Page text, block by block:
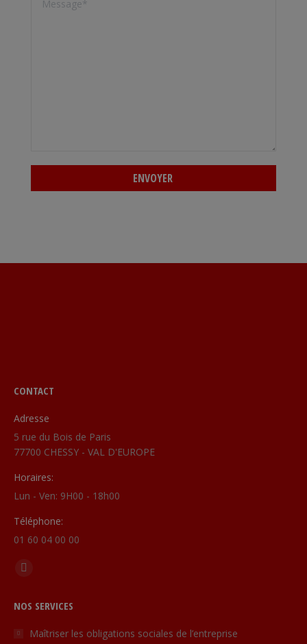
CONTACT
Adresse
5 rue du Bois de Paris
77700 CHESSY - VAL D'EUROPE
Horaires:
Lun - Ven: 9H00 - 18h00
Téléphone:
01 60 04 00 00
Find us on:
Linkedin
opens
NOS SERVICES
Maîtriser les obligations sociales de l’entreprise